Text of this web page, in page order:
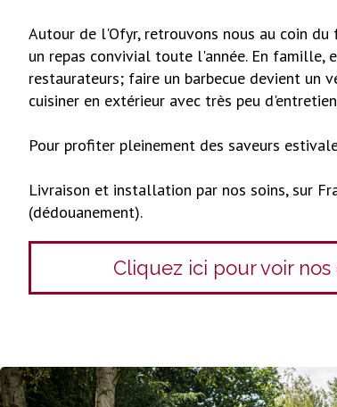
Autour de l'Ofyr, retrouvons nous au coin
un repas convivial toute l'année. En famille,
restaurateurs; faire un barbecue devient un
cuisiner en extérieur avec très peu
Pour profiter pleinement des saveurs
Livraison et installation par nos soins, sur
(dédouanement).
Cliquez ici pour voir nos